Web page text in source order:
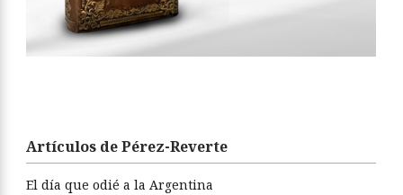
Artículos de Pérez-Reverte
El día que odié a la Argentina